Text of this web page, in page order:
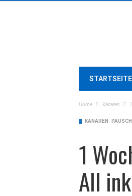
STARTSEITE
Home Kanaren
KANAREN
1
All